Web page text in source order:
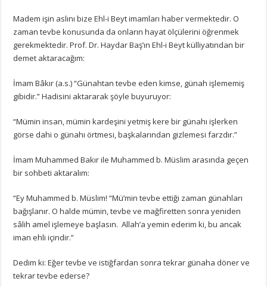
Madem işin aslını bize Ehl-i Beyt imamları haber vermektedir. O
zaman tevbe konusunda da onların hayat ölçülerini öğrenmek
gerekmektedir. Prof. Dr. Haydar Baş’ın Ehl-i Beyt külliyatından bir
demet aktaracağım:
İmam Bâkır (a.s.) “Günahtan tevbe eden kimse, günah işlememiş
gibidir.” Hadisini aktararak şöyle buyuruyor:
“Mümin insan, mümin kardeşini yetmiş kere bir günahı işlerken
görse dahi o günahı örtmesi, başkalarından gizlemesi farzdır.”
İmam Muhammed Bakır ile Muhammed b. Müslim arasında geçen
bir sohbeti aktaralım:
“Ey Muhammed b. Müslim! “Mü’min tevbe ettiği zaman günahları
bağışlanır. O halde mümin, tevbe ve mağfiretten sonra yeniden
sâlih amel işlemeye başlasın. Allah’a yemin ederim ki, bu ancak
iman ehli içindir.”
Dedim ki: Eğer tevbe ve istiğfardan sonra tekrar günaha döner ve
tekrar tevbe ederse?